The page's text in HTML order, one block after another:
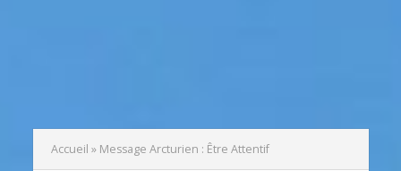
Accueil » Message Arcturien : Être Attentif